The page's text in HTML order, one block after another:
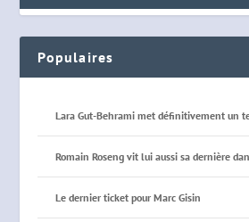
Populaires
Lara Gut-Behrami met définitivement un
Romain Roseng vit lui aussi sa dernière
Le dernier ticket pour Marc Gisin